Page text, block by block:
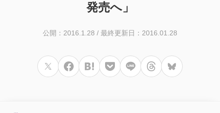
発売へ」
公開：2016.1.28 / 最終更新日：2016.01.28